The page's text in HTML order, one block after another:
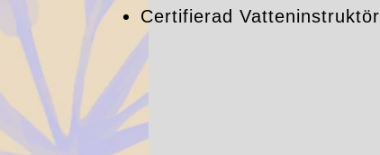
Certifierad Vatteninstruktör